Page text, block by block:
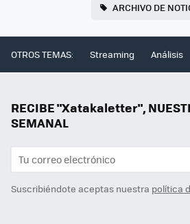
ARCHIVO DE
OTROS TEMAS: Streaming Análisis
RECIBE "Xatakaletter",
SEMANAL
Suscribiéndote aceptas nuestra política